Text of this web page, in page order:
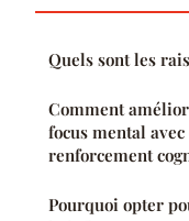
Quels sont les
Comment
focus mental
renforcement
Pourquoi opter